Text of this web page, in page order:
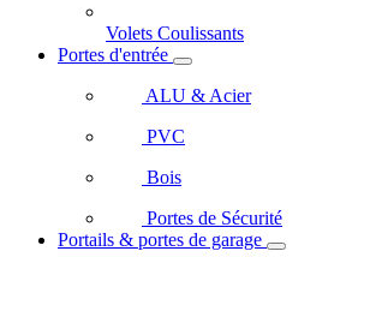
Volets Coulissants
Portes d'entrée
ALU & Acier
PVC
Bois
Portes de Sécurité
Portails & portes de garage